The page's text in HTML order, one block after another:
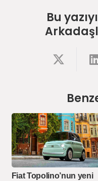
Bu
Fiat Topolino’nun yeni